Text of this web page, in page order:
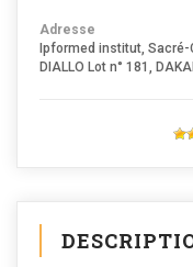
Adresse
Ipformed institut,
DIALLO Lot n° 181,